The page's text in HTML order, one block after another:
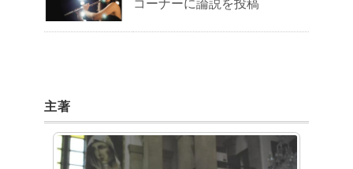
コーナーに論説を投稿
主著